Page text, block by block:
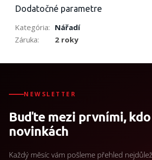
Dodatočné parametre
Kategória: Nářadí
Záruka: 2 roky
NEWSLETTER
Buďte mezi prvními,
novinkách
Každý měsíc vám pošleme přehled